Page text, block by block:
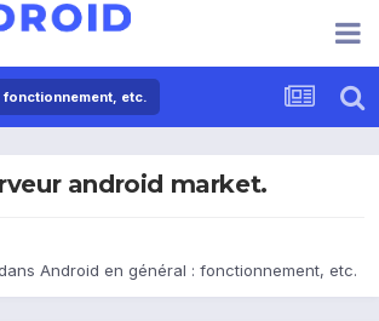
fonctionnement, etc.
android market.
Android en général : fonctionnement, etc.